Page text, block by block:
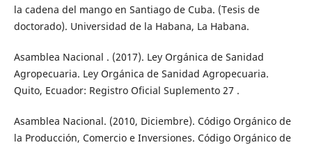
la cadena del mango en Santiago de Cuba. (Tesis de
doctorado). Universidad de la Habana, La Habana.
Asamblea Nacional . (2017). Ley Orgánica de Sanidad
Agropecuaria. Ley Orgánica de Sanidad Agropecuaria.
Quito, Ecuador: Registro Oficial Suplemento 27 .
Asamblea Nacional. (2010, Diciembre). Código Orgánico de
la Producción, Comercio e Inversiones. Código Orgánico de